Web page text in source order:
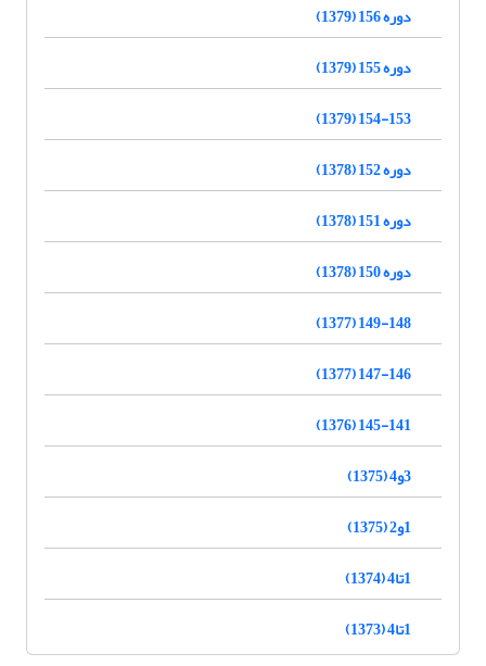
دوره 156 (1379)
دوره 155 (1379)
154-153 (1379)
دوره 152 (1378)
دوره 151 (1378)
دوره 150 (1378)
149-148 (1377)
147-146 (1377)
145-141 (1376)
3و4 (1375)
1و2 (1375)
1تا4 (1374)
1تا4 (1373)